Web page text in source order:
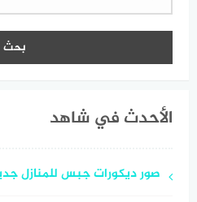
الأحدث في شاهد
صور ديكورات جبس للمنازل جديدة